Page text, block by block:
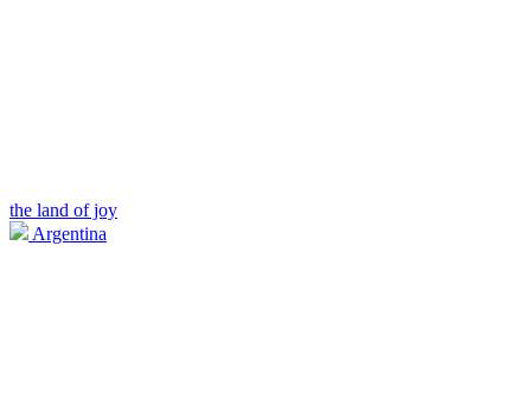
the land of joy
Argentina